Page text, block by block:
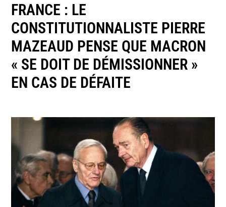
FRANCE : LE
CONSTITUTIONNALISTE PIERRE
MAZEAUD PENSE QUE MACRON
« SE DOIT DE DÉMISSIONNER »
EN CAS DE DÉFAITE